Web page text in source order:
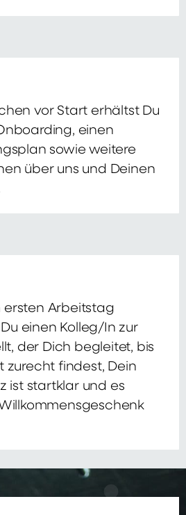
vor Start erhältst Du
einen
sowie weitere
über uns und Deinen
ersten Arbeitstag
einen Kolleg/In zur
der Dich begleitet, bis
zurecht findest, Dein
ist startklar und es